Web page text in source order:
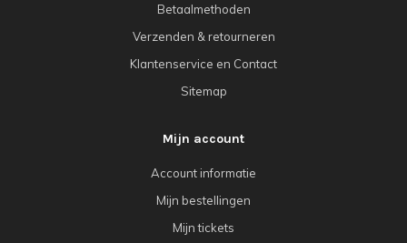
Betaalmethoden
Verzenden & retourneren
Klantenservice en Contact
Sitemap
Mijn account
Account informatie
Mijn bestellingen
Mijn tickets